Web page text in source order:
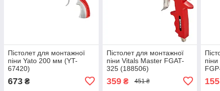
Пістолет для монтажної
піни Yato 200 мм (YT-
67420)
673 ₴
Пістолет для монтажної
піни Vitals Master FGAT-
325 (188506)
359₴ 451 ₴ 155